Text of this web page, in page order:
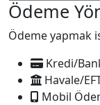
Ödeme
Ödeme yapmak
Kredi/
Havale/
Mobil